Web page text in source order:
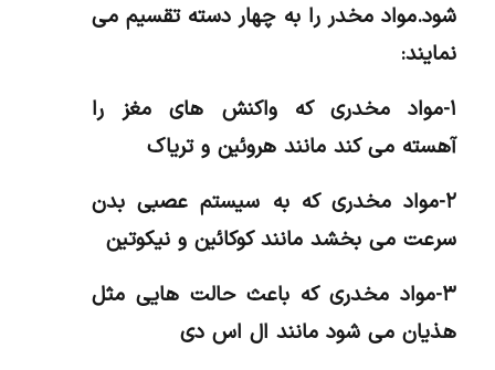
شود.مواد مخدر را به چهار دسته تقسیم می
نمایند:
۱-مواد مخدری که واکنش های مغز را
آهسته می کند مانند هروئین و تریاک
۲-مواد مخدری که به سیستم عصبی بدن
سرعت می بخشد مانند کوکائین و نیکوتین
۳-مواد مخدری که باعث حالت هایی مثل
هذیان می شود مانند ال اس دی